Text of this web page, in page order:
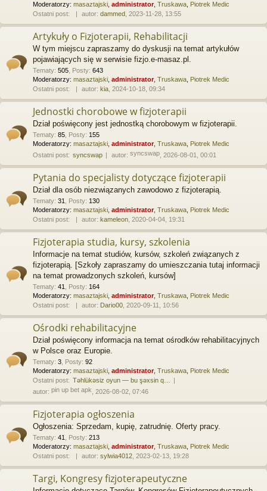
Moderatorzy: masaztajski administrator, Truskawa Piotrek Medic
Ostatni post:
autor: dammed , 2023-11-28, 13:55
Artykuły o Fizjoterapii, Rehabilitacji
W tym miejscu zapraszamy do dyskusji na temat artykułów
pojawiających się w serwisie fizjo.e-masaz.pl.
Tematy: 505 Posty: 643
Moderatorzy: masaztajski administrator, Truskawa Piotrek Medic
Ostatni post:
autor: kia , 2024-10-18, 09:34
Jednostki chorobowe w fizjoterapii
Dział poświęcony jest jednostką chorobowym w fizjoterapii.
Tematy: 85 Posty: 155
Moderatorzy: masaztajski administrator, Truskawa Piotrek Medic
Ostatni post: syncswap autor: syncswap , 2026-08-01, 00:01
Pytania do specjalisty dotyczące fizjoterapii
Dział dla osób niezwiązanych zawodowo z fizjoterapią.
Tematy: 31 Posty: 130
Moderatorzy: masaztajski administrator, Truskawa Piotrek Medic
Ostatni post:
autor: kameleon , 2020-04-04, 19:31
Fizjoterapia studia, kursy, szkolenia
Informacje na temat studiów, kursów, szkoleń związanych z
fizjoterapią. [Szkoły zapraszamy do umieszczania tutaj informacji
na temat prowadzonych szkoleń, kursów]
Tematy: 41 Posty: 164
Moderatorzy: masaztajski administrator, Truskawa Piotrek Medic
Ostatni post:
autor: Dario00 , 2020-09-11, 10:56
Ośrodki rehabilitacyjne
Dział poświęcony informacja na temat ośrodków rehabilitacyjnych
w Polsce oraz Europie.
Tematy: 3 Posty: 92
Moderatorzy: masaztajski administrator, Truskawa Piotrek Medic
Ostatni post: Təhlükəsiz oyun — bu şəxsin q…
autor: pin up bet apk , 2026-08-02, 07:46
Fizjoterapia ogłoszenia
Ogłoszenia: Sprzedam, kupię, zatrudnię. Oferty pracy.
Tematy: 41 Posty: 213
Moderatorzy: masaztajski administrator, Truskawa Piotrek Medic
Ostatni post:
autor: sylwia4012 , 2023-02-13, 19:28
Targi, Kongresy fizjoterapeutyczne